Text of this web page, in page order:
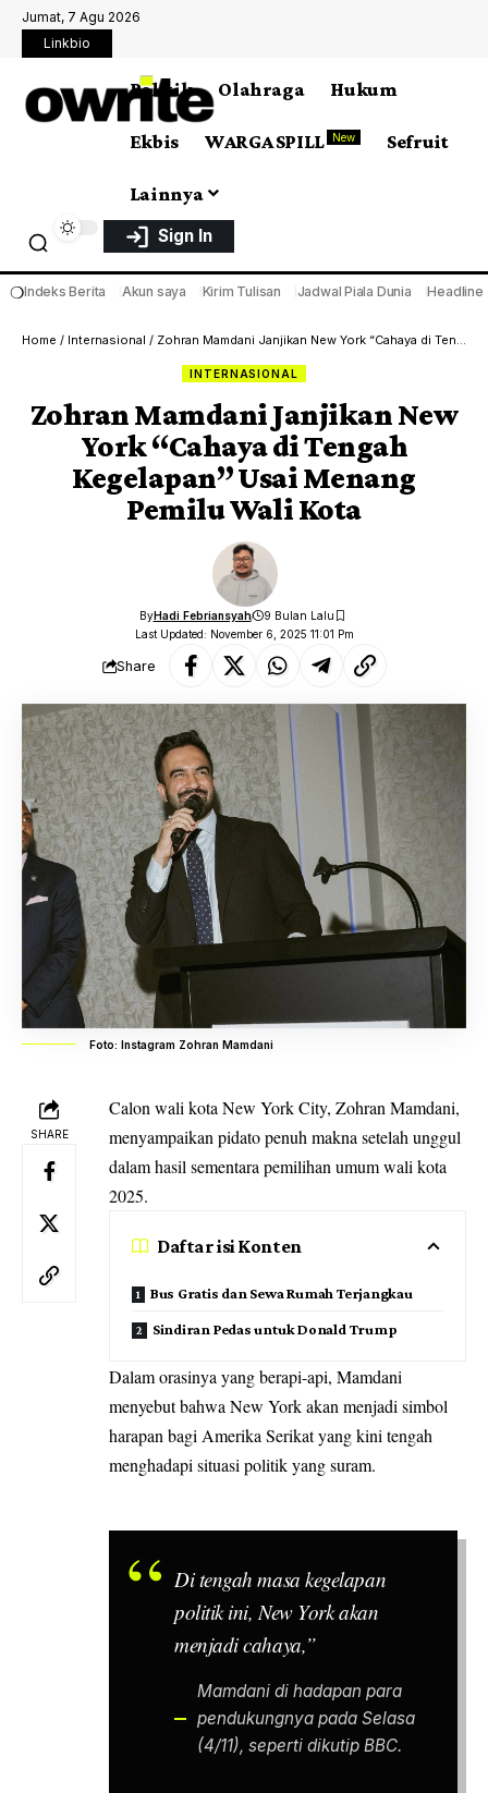
Jumat, 7 Agu 2026
Linkbio
Politik Olahraga Hukum
Ekbis WARGA SPILL New Sefruit
Lainnya
Sign In
❍Indeks Berita Akun saya Kirim Tulisan Jadwal Piala Dunia Headline
Home / Internasional / Zohran Mamdani Janjikan New York “Cahaya di Tengah Kegelapan” Usai Menang Pemilu Wali Kota
INTERNASIONAL
Zohran Mamdani Janjikan New
York “Cahaya di Tengah
Kegelapan” Usai Menang
Pemilu Wali Kota
Last Updated: November 6, 2025 11:01 Pm
ByHadi Febriansyah 9 Bulan Lalu
Share
Foto: Instagram Zohran Mamdani
SHARE
Calon wali kota New York City, Zohran Mamdani,
menyampaikan pidato penuh makna setelah unggul
dalam hasil sementara pemilihan umum wali kota
2025.
Daftar isi Konten
Bus Gratis dan Sewa Rumah Terjangkau
Sindiran Pedas untuk Donald Trump
Dalam orasinya yang berapi-api, Mamdani
menyebut bahwa New York akan menjadi simbol
harapan bagi Amerika Serikat yang kini tengah
menghadapi situasi politik yang suram.
Di tengah masa kegelapan
politik ini, New York akan
menjadi cahaya,”
Mamdani di hadapan para
pendukungnya pada Selasa
(4/11), seperti dikutip BBC.